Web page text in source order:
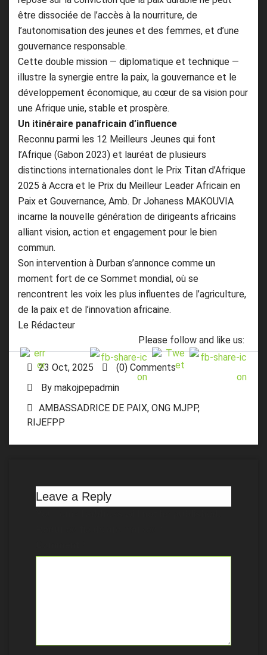
être dissociée de l’accès à la nourriture, de
l’autonomisation des jeunes et des femmes, et d’une
gouvernance responsable.
Cette double mission — diplomatique et technique —
illustre la synergie entre la paix, la gouvernance et le
développement économique, au cœur de sa vision pour
une Afrique unie, stable et prospère.
Un itinéraire panafricain d’influence
Reconnu parmi les 12 Meilleurs Jeunes qui font
l’Afrique (Gabon 2023) et lauréat de plusieurs
distinctions internationales dont le Prix Titan d’Afrique
2025 à Accra et le Prix du Meilleur Leader Africain en
Paix et Gouvernance, Amb. Dr Johaness MAKOUVIA
incarne la nouvelle génération de dirigeants africains
alliant vision, action et engagement pour le bien
commun.
Son intervention à Durban s’annonce comme un
moment fort de ce Sommet mondial, où se
rencontrent les voix les plus influentes de l’agriculture,
de la paix et de l’innovation africaine.
Le Rédacteur
Please follow and like us:
23 Oct, 2025
(0) Comments
By makojpepadmin
AMBASSADRICE DE PAIX, ONG MJPP,
RIJEFPP
Leave a Reply